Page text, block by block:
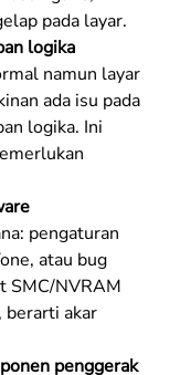
pada layar.
logika
namun layar
ada isu pada
logika. Ini
pengaturan
atau bug
SMC/NVRAM
berarti akar
penggerak